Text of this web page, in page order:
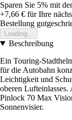
Sparen Sie 5% mit
+7,66 € für Ihre
Bestellung
Loading...
Beschreibung
Ein Touring-
für die Autobahn
Leichtigkeit und
oberen Lufteinlasses.
Pinlock 70 Max
Sonnenvisier.